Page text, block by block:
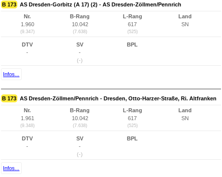
B 173 AS Dresden-Gorbitz (A 17) (2) - AS Dresden-Zöllmen/Pennrich
Nr.
1.960
(9.347)
B-Rang
10.042
(7.638)
L-Rang
617
(525)
Land
SN
DTV
-
SV
-
(-)
BPL
Infos...
B 173 AS Dresden-Zöllmen/Pennrich - Dresden, Otto-Harzer-Straße, Ri. Altfranken
Nr.
1.961
(9.348)
B-Rang
10.042
(7.638)
L-Rang
617
(525)
Land
SN
DTV
-
SV
-
(-)
BPL
Infos...